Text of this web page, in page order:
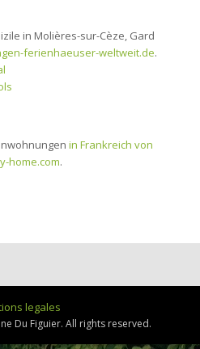
in Molières-sur-Cèze, Gard
ferienhaeuser-weltweit.de.
in Frankreich von
home.com.
legales
Du Figuier. All rights reserved.